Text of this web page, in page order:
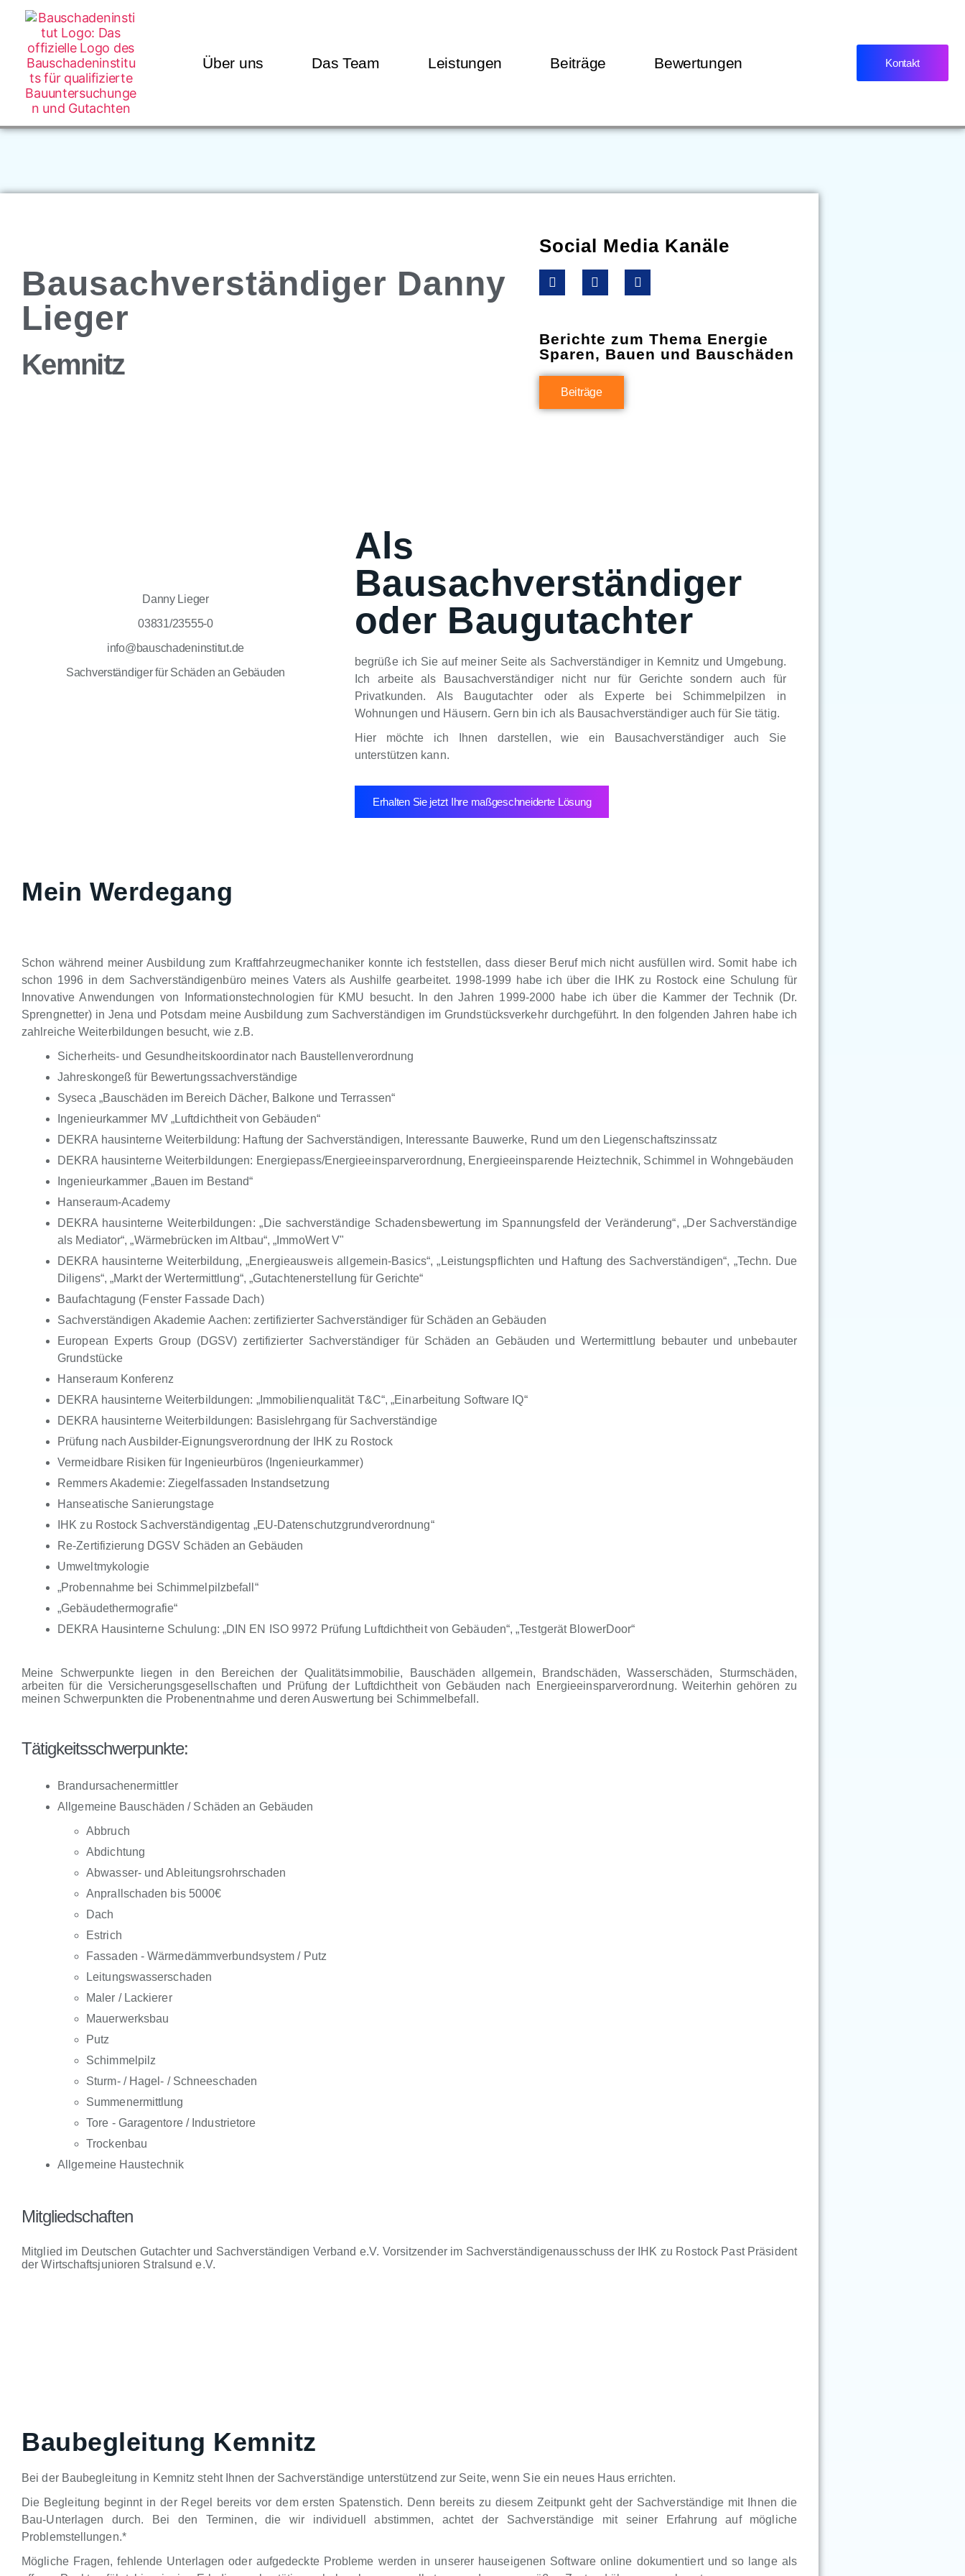
Über uns Das Team Leistungen Beiträge Bewertungen Kontakt
Bausachverständiger Danny
Lieger
Kemnitz
Social Media Kanäle
Berichte zum Thema Energie
Sparen, Bauen und Bauschäden
Beiträge
Danny Lieger
03831/23555-0
info@bauschadeninstitut.de
Sachverständiger für Schäden an Gebäuden
Als
Bausachverständiger
oder Baugutachter
begrüße ich Sie auf meiner Seite als Sachverständiger in Kemnitz und Umgebung.
Ich arbeite als Bausachverständiger nicht nur für Gerichte sondern auch für
Privatkunden. Als Baugutachter oder als Experte bei Schimmelpilzen in
Wohnungen und Häusern. Gern bin ich als Bausachverständiger auch für Sie tätig.
Hier möchte ich Ihnen darstellen, wie ein Bausachverständiger auch Sie
unterstützen kann.
Erhalten Sie jetzt Ihre maßgeschneiderte Lösung
Mein Werdegang
Schon während meiner Ausbildung zum Kraftfahrzeugmechaniker konnte ich feststellen, dass dieser Beruf mich nicht ausfüllen wird. Somit habe ich
schon 1996 in dem Sachverständigenbüro meines Vaters als Aushilfe gearbeitet. 1998-1999 habe ich über die IHK zu Rostock eine Schulung für
Innovative Anwendungen von Informationstechnologien für KMU besucht. In den Jahren 1999-2000 habe ich über die Kammer der Technik (Dr.
Sprengnetter) in Jena und Potsdam meine Ausbildung zum Sachverständigen im Grundstücksverkehr durchgeführt. In den folgenden Jahren habe ich
zahlreiche Weiterbildungen besucht, wie z.B.
Sicherheits- und Gesundheitskoordinator nach Baustellenverordnung
Jahreskongeß für Bewertungssachverständige
Syseca „Bauschäden im Bereich Dächer, Balkone und Terrassen“
Ingenieurkammer MV „Luftdichtheit von Gebäuden“
DEKRA hausinterne Weiterbildung: Haftung der Sachverständigen, Interessante Bauwerke, Rund um den Liegenschaftszinssatz
DEKRA hausinterne Weiterbildungen: Energiepass/Energieeinsparverordnung, Energieeinsparende Heiztechnik, Schimmel in Wohngebäuden
Ingenieurkammer „Bauen im Bestand“
Hanseraum-Academy
DEKRA hausinterne Weiterbildungen: „Die sachverständige Schadensbewertung im Spannungsfeld der Veränderung“, „Der Sachverständige
als Mediator“, „Wärmebrücken im Altbau“, „ImmoWert V"
DEKRA hausinterne Weiterbildung, „Energieausweis allgemein-Basics“, „Leistungspflichten und Haftung des Sachverständigen“, „Techn. Due
Diligens“, „Markt der Wertermittlung“, „Gutachtenerstellung für Gerichte“
Baufachtagung (Fenster Fassade Dach)
Sachverständigen Akademie Aachen: zertifizierter Sachverständiger für Schäden an Gebäuden
European Experts Group (DGSV) zertifizierter Sachverständiger für Schäden an Gebäuden und Wertermittlung bebauter und unbebauter
Grundstücke
Hanseraum Konferenz
DEKRA hausinterne Weiterbildungen: „Immobilienqualität T&C“, „Einarbeitung Software IQ“
DEKRA hausinterne Weiterbildungen: Basislehrgang für Sachverständige
Prüfung nach Ausbilder-Eignungsverordnung der IHK zu Rostock
Vermeidbare Risiken für Ingenieurbüros (Ingenieurkammer)
Remmers Akademie: Ziegelfassaden Instandsetzung
Hanseatische Sanierungstage
IHK zu Rostock Sachverständigentag „EU-Datenschutzgrundverordnung“
Re-Zertifizierung DGSV Schäden an Gebäuden
Umweltmykologie
„Probennahme bei Schimmelpilzbefall“
„Gebäudethermografie“
DEKRA Hausinterne Schulung: „DIN EN ISO 9972 Prüfung Luftdichtheit von Gebäuden“, „Testgerät BlowerDoor“
Meine Schwerpunkte liegen in den Bereichen der Qualitätsimmobilie, Bauschäden allgemein, Brandschäden, Wasserschäden, Sturmschäden,
arbeiten für die Versicherungsgesellschaften und Prüfung der Luftdichtheit von Gebäuden nach Energieeinsparverordnung. Weiterhin gehören zu
meinen Schwerpunkten die Probenentnahme und deren Auswertung bei Schimmelbefall.
Tätigkeitsschwerpunkte:
Brandursachenermittler
Allgemeine Bauschäden / Schäden an Gebäuden
Abbruch
Abdichtung
Abwasser- und Ableitungsrohrschaden
Anprallschaden bis 5000€
Dach
Estrich
Fassaden - Wärmedämmverbundsystem / Putz
Leitungswasserschaden
Maler / Lackierer
Mauerwerksbau
Putz
Schimmelpilz
Sturm- / Hagel- / Schneeschaden
Summenermittlung
Tore - Garagentore / Industrietore
Trockenbau
Allgemeine Haustechnik
Mitgliedschaften
Mitglied im Deutschen Gutachter und Sachverständigen Verband e.V. Vorsitzender im Sachverständigenausschuss der IHK zu Rostock Past Präsident
der Wirtschaftsjunioren Stralsund e.V.
Baubegleitung Kemnitz
Bei der Baubegleitung in Kemnitz steht Ihnen der Sachverständige unterstützend zur Seite, wenn Sie ein neues Haus errichten.
Die Begleitung beginnt in der Regel bereits vor dem ersten Spatenstich. Denn bereits zu diesem Zeitpunkt geht der Sachverständige mit Ihnen die
Bau-Unterlagen durch. Bei den Terminen, die wir individuell abstimmen, achtet der Sachverständige mit seiner Erfahrung auf mögliche
Problemstellungen.*
Mögliche Fragen, fehlende Unterlagen oder aufgedeckte Probleme werden in unserer hauseigenen Software online dokumentiert und so lange als